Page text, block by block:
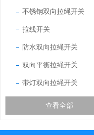
不锈钢双向拉绳开关
拉线开关
防水双向拉绳开关
双向平衡拉绳开关
带灯双向拉绳开关
查看全部